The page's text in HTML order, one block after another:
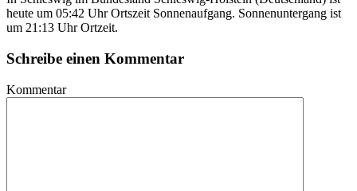
heute um 05:42 Uhr Ortszeit Sonnenaufgang. Sonnenuntergang ist
um 21:13 Uhr Ortzeit.
Schreibe einen Kommentar
Kommentar